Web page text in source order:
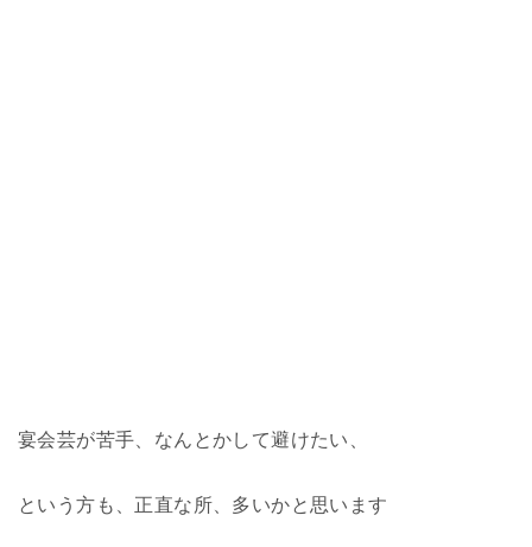
宴会芸が苦手、なんとかして避けたい、
という方も、正直な所、多いかと思います